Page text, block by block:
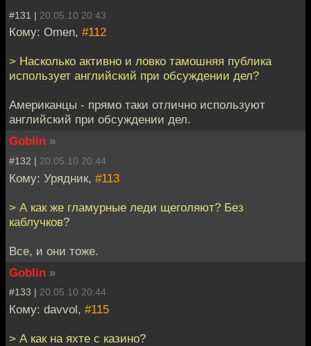
#131 | 20.05.10 20:43
Кому: Omen, #112
> Насколько активно и ловко тамошняя публика
использует английский при обсуждении дел?
Американцы - прямо таки отлично используют
английский при обсуждении дел.
Goblin »
#132 | 20.05.10 20:44
Кому: Урядник, #113
> А как же гламурные леди щеголяют? Без
каблучков?
Все, и они тоже.
Goblin »
#133 | 20.05.10 20:44
Кому: davvol, #115
> А как на яхте с казино?